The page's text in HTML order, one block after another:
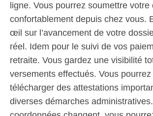
ligne. Vous pourrez soumettre votre
confortablement depuis chez vous.
œil sur l’avancement de votre
réel. Idem pour le suivi de vos
retraite. Vous gardez une visibilité
versements effectués. Vous
télécharger des attestations
diverses démarches